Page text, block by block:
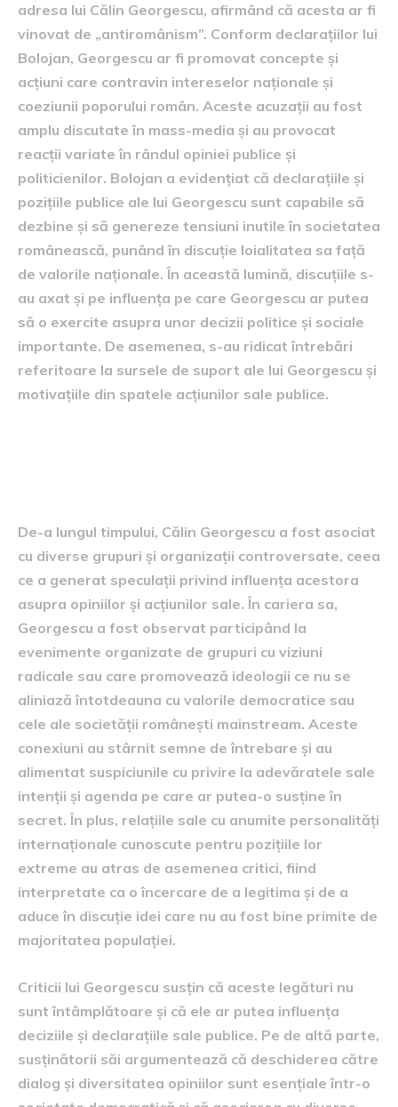
adresa lui Călin Georgescu, afirmând că acesta ar fi
vinovat de „antiromânism”. Conform declarațiilor lui
Bolojan, Georgescu ar fi promovat concepte și
acțiuni care contravin intereselor naționale și
coeziunii poporului român. Aceste acuzații au fost
amplu discutate în mass-media și au provocat
reacții variate în rândul opiniei publice și
politicienilor. Bolojan a evidențiat că declarațiile și
pozițiile publice ale lui Georgescu sunt capabile să
dezbine și să genereze tensiuni inutile în societatea
românească, punând în discuție loialitatea sa față
de valorile naționale. În această lumină, discuțiile s-
au axat și pe influența pe care Georgescu ar putea
să o exercite asupra unor decizii politice și sociale
importante. De asemenea, s-au ridicat întrebări
referitoare la sursele de suport ale lui Georgescu și
motivațiile din spatele acțiunilor sale publice.
De-a lungul timpului, Călin Georgescu a fost asociat
cu diverse grupuri și organizații controversate, ceea
ce a generat speculații privind influența acestora
asupra opiniilor și acțiunilor sale. În cariera sa,
Georgescu a fost observat participând la
evenimente organizate de grupuri cu viziuni
radicale sau care promovează ideologii ce nu se
aliniază întotdeauna cu valorile democratice sau
cele ale societății românești mainstream. Aceste
conexiuni au stârnit semne de întrebare și au
alimentat suspiciunile cu privire la adevăratele sale
intenții și agenda pe care ar putea-o susține în
secret. În plus, relațiile sale cu anumite personalități
internaționale cunoscute pentru pozițiile lor
extreme au atras de asemenea critici, fiind
interpretate ca o încercare de a legitima și de a
aduce în discuție idei care nu au fost bine primite de
majoritatea populației.
Criticii lui Georgescu susțin că aceste legături nu
sunt întâmplătoare și că ele ar putea influența
deciziile și declarațiile sale publice. Pe de altă parte,
susținătorii săi argumentează că deschiderea către
dialog și diversitatea opiniilor sunt esențiale într-o